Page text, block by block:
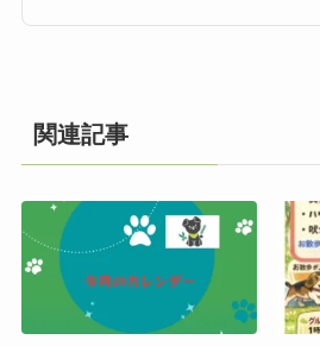
関連記事